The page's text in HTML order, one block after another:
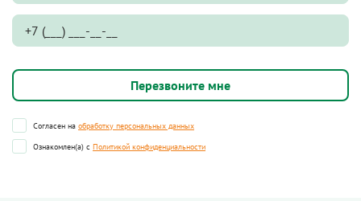
Согласен на обработку персональных данных
Ознакомлен(а) с Политикой конфиденциальности